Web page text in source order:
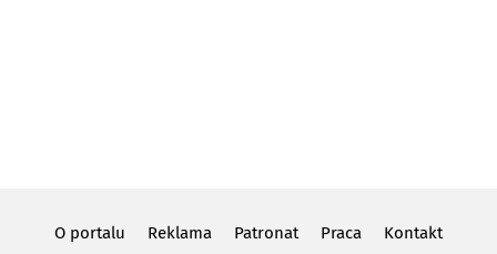
O portalu Reklama Patronat Praca Kontakt